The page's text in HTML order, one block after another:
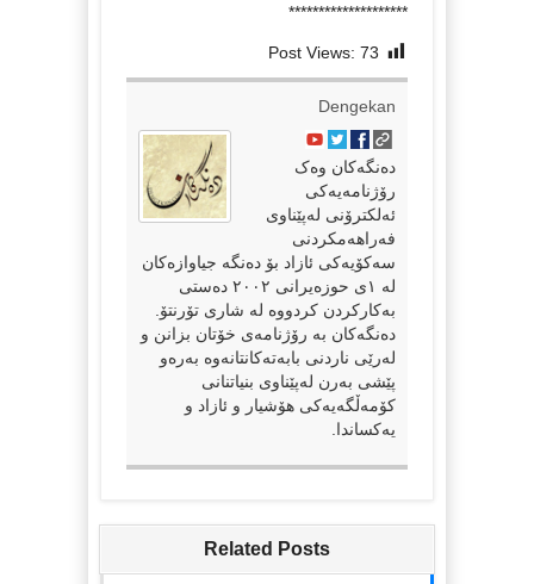
********************
Post Views: 73
Dengekan
دەنگەکان وەک
رۆژنامەیەکی
ئەلکترۆنی لەپێناوی
فەراهەمکردنی
سەکۆیەکی ئازاد بۆ دەنگە جیاوازەکان
لە ١ی حوزەیرانی ٢٠٠٢ دەستی
بەکارکردن کردووە لە شاری تۆرنتۆ.
دەنگەکان بە رۆژنامەی خۆتان بزانن و
لەرێی ناردنی بابەتەکانتانەوە بەرەو
پێشی بەرن لەپێناوی بنیاتنانی
کۆمەڵگەیەکی هۆشیار و ئازاد و
یەکساندا.
Related Posts